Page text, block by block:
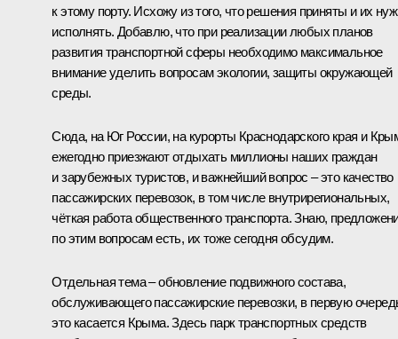
к этому порту. Исхожу из того, что решения приняты и их
исполнять. Добавлю, что при реализации любых планов
развития транспортной сферы необходимо максимальное
внимание уделить вопросам экологии, защиты окружающей
среды.
Сюда, на Юг России, на курорты Краснодарского края и
ежегодно приезжают отдыхать миллионы наших граждан
и зарубежных туристов, и важнейший вопрос – это качество
пассажирских перевозок, в том числе внутрирегиональных,
чёткая работа общественного транспорта. Знаю,
по этим вопросам есть, их тоже сегодня обсудим.
Отдельная тема – обновление подвижного состава,
обслуживающего пассажирские перевозки, в первую
это касается Крыма. Здесь парк транспортных средств